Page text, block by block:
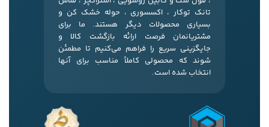
تانک توکار ، اکسسوری ، حوله خشک کن و
بسیاری محصولات دیگر هستند. ما برای
مشتریانمان فرصت ارائه بازگشت کالا و
جایگزینی سریع را فراهم می‌کنیم تا مطمئن
شوند که محصولی کاملاً مناسب برای آنها
انتخاب شده است.